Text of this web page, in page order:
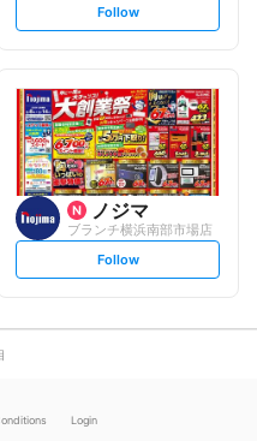
s
l
o
w
Follow
ノジマ
ブランチ横浜南部市場店
s
l
Follow
Login